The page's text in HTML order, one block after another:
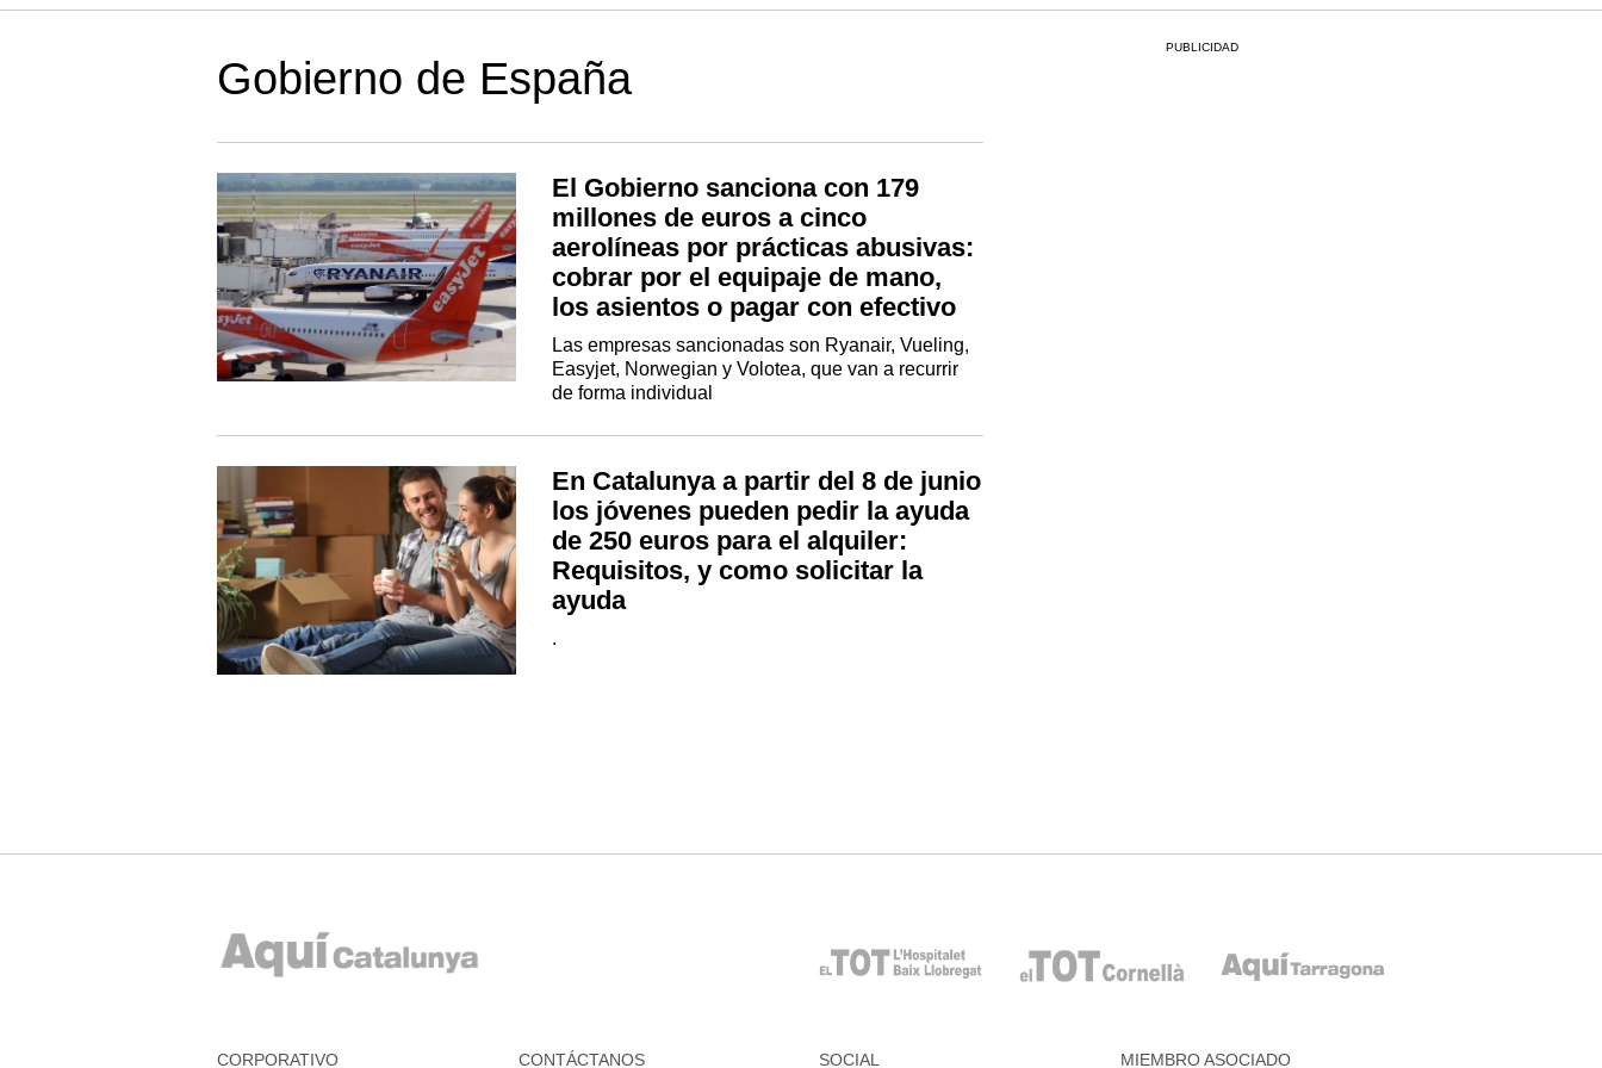
Gobierno de España
El Gobierno sanciona con 179
millones de euros a cinco
aerolíneas por prácticas abusivas:
cobrar por el equipaje de mano,
los asientos o pagar con efectivo
Las empresas sancionadas son Ryanair, Vueling,
Easyjet, Norwegian y Volotea, que van a recurrir
de forma individual
En Catalunya a partir del 8 de junio
los jóvenes pueden pedir la ayuda
de 250 euros para el alquiler:
Requisitos, y como solicitar la
ayuda
.
PUBLICIDAD
CORPORATIVO CONTÁCTANOS SOCIAL MIEMBRO ASOCIADO